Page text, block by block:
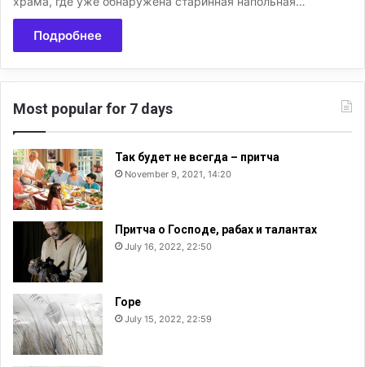
Подробнее
Most popular for 7 days
Так будет не всегда – притча
November 9, 2021, 14:20
Притча о Господе, рабах и талантах
July 16, 2022, 22:50
Горе
July 15, 2022, 22:59